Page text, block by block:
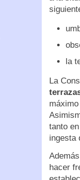
la
La
tanto
ingesta
hacer